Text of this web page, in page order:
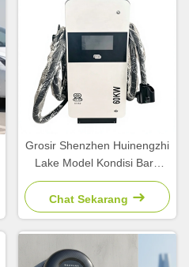
Grosir Shenzhen Huinengzhi
Lake Model Kondisi Baru
Smart EV/DC 60KW Fast
Car Charger GB/T Stasiun
Pengisian Lantai
Chat Sekarang